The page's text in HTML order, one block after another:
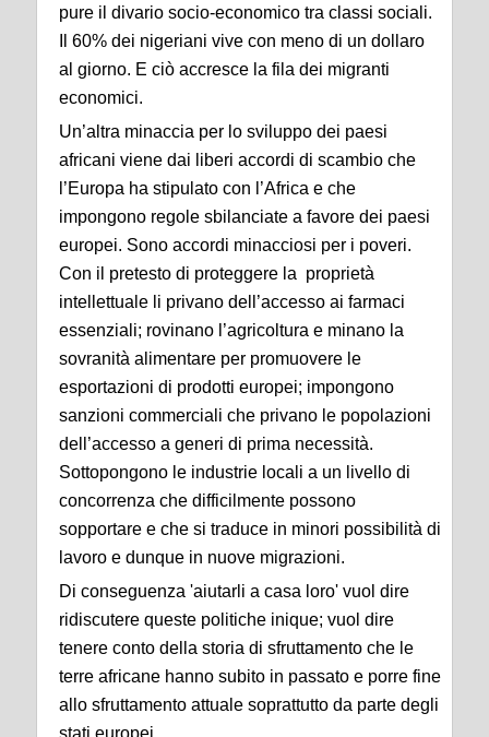
pure il divario socio-economico tra classi sociali.
Il 60% dei nigeriani vive con meno di un dollaro
al giorno. E ciò accresce la fila dei migranti
economici.
Un’altra minaccia per lo sviluppo dei paesi
africani viene dai liberi accordi di scambio che
l’Europa ha stipulato con l’Africa e che
impongono regole sbilanciate a favore dei paesi
europei. Sono accordi minacciosi per i poveri.
Con il pretesto di proteggere la proprietà
intellettuale li privano dell’accesso ai farmaci
essenziali; rovinano l’agricoltura e minano la
sovranità alimentare per promuovere le
esportazioni di prodotti europei; impongono
sanzioni commerciali che privano le popolazioni
dell’accesso a generi di prima necessità.
Sottopongono le industrie locali a un livello di
concorrenza che difficilmente possono
sopportare e che si traduce in minori possibilità di
lavoro e dunque in nuove migrazioni.
Di conseguenza 'aiutarli a casa loro' vuol dire
ridiscutere queste politiche inique; vuol dire
tenere conto della storia di sfruttamento che le
terre africane hanno subito in passato e porre fine
allo sfruttamento attuale soprattutto da parte degli
stati europei.